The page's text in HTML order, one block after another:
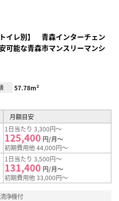
イレ別】 青森インターチェン
能な青森市マンスリーマンシ
57.78m²
月額目安
1日当たり 3,300円～
125,400 円/月～
初期費用他 44,000円～
1日当たり 3,500円～
131,400 円/月～
初期費用他 33,000円～
浄機付